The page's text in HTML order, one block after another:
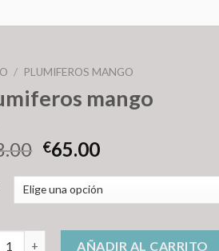
/ PLUMIFEROS MANGO
mango
€65.00
mango cantidadAÑADIR AL CARRITO